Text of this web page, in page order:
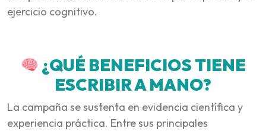
ejercicio cognitivo.
¿QUÉ BENEFICIOS TIENE
ESCRIBIR A MANO?
La campaña se sustenta en evidencia científica y
experiencia práctica. Entre sus principales